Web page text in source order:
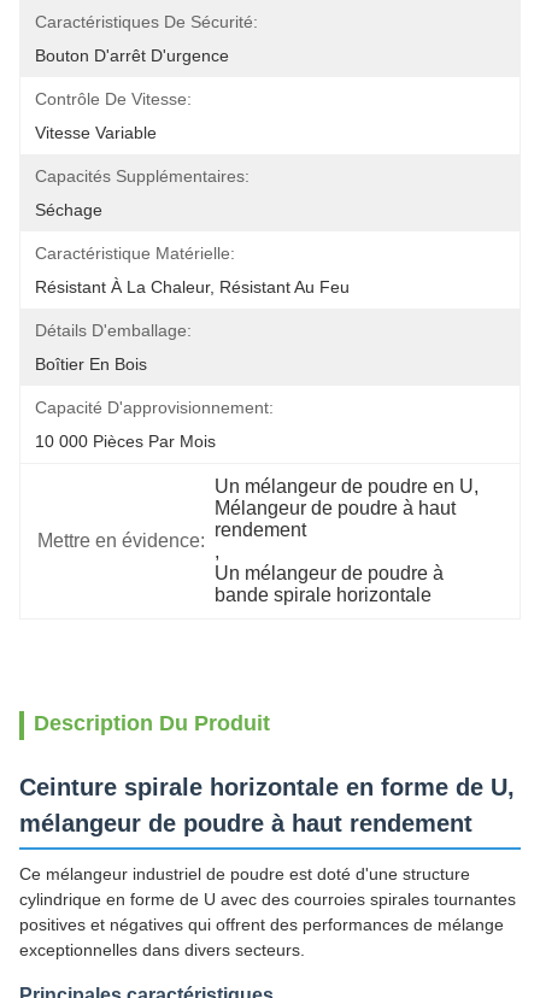
Caractéristiques De Sécurité:
Bouton D'arrêt D'urgence
Contrôle De Vitesse:
Vitesse Variable
Capacités Supplémentaires:
Séchage
Caractéristique Matérielle:
Résistant À La Chaleur, Résistant Au Feu
Détails D'emballage:
Boîtier En Bois
Capacité D'approvisionnement:
10 000 Pièces Par Mois
Mettre en évidence:
Un mélangeur de poudre en U,
Mélangeur de poudre à haut
rendement
,
Un mélangeur de poudre à
bande spirale horizontale
Description Du Produit
Ceinture spirale horizontale en forme de U,
mélangeur de poudre à haut rendement
Ce mélangeur industriel de poudre est doté d'une structure
cylindrique en forme de U avec des courroies spirales tournantes
positives et négatives qui offrent des performances de mélange
exceptionnelles dans divers secteurs.